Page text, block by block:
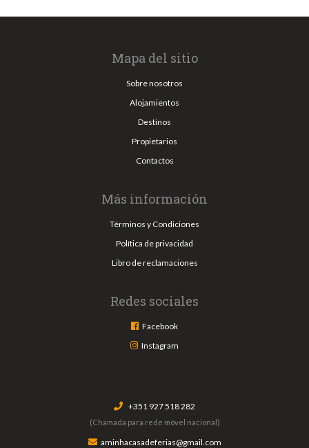
Mapa del sitio
Sobre nosotros
Alojamientos
Destinos
Propietarios
Contactos
Más información
Términos y Condiciones
Política de privacidad
Libro de reclamaciones
Redes sociales
Facebook
Instagram
+351 927 518 282
(Chamada para rede móvel nacional)
aminhacasadeferias@gmail.com